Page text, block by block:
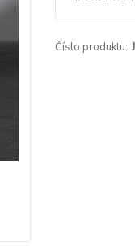
Číslo produktu: